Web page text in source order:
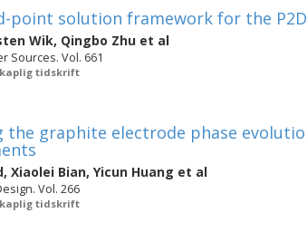
point solution framework for the
Wik, Qingbo Zhu et al
Sources. Vol. 661
tidskrift
the graphite electrode phase
, Xiaolei Bian, Yicun Huang et al
Vol. 266
tidskrift